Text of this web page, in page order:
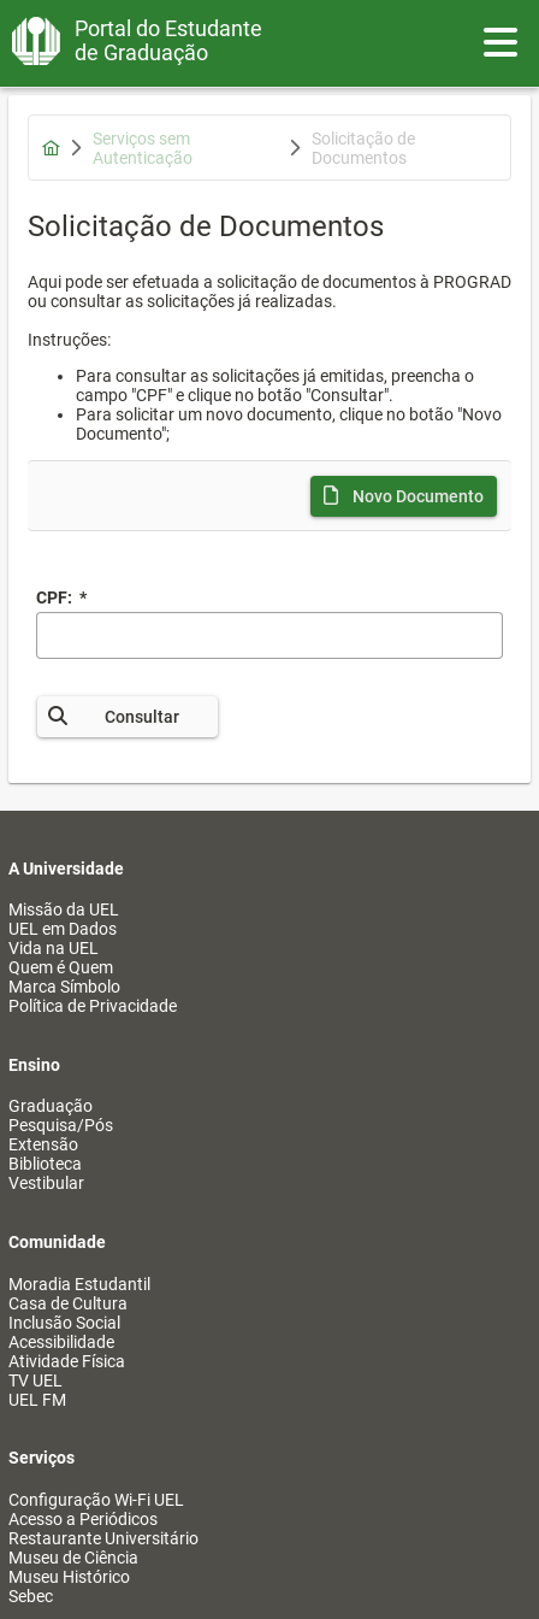
Portal do Estudante
de Graduação
Serviços sem
Autenticação
Solicitação de
Documentos
Solicitação de Documentos
Aqui pode ser efetuada a solicitação de documentos à PROGRAD
ou consultar as solicitações já realizadas.
Instruções:
Para consultar as solicitações já emitidas, preencha o
campo "CPF" e clique no botão "Consultar".
Para solicitar um novo documento, clique no botão "Novo
Documento";
Novo Documento
CPF: *
Consultar
A Universidade
Missão da UEL
UEL em Dados
Vida na UEL
Quem é Quem
Marca Símbolo
Política de Privacidade
Ensino
Graduação
Pesquisa/Pós
Extensão
Biblioteca
Vestibular
Comunidade
Moradia Estudantil
Casa de Cultura
Inclusão Social
Acessibilidade
Atividade Física
TV UEL
UEL FM
Serviços
Configuração Wi-Fi UEL
Acesso a Periódicos
Restaurante Universitário
Museu de Ciência
Museu Histórico
Sebec